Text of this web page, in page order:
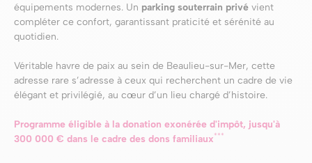
équipements modernes. Un parking souterrain privé vient
compléter ce confort, garantissant praticité et sérénité au
quotidien.
Véritable havre de paix au sein de Beaulieu-sur-Mer, cette
adresse rare s’adresse à ceux qui recherchent un cadre de vie
élégant et privilégié, au cœur d’un lieu chargé d’histoire.
Programme éligible à la donation exonérée d'impôt, jusqu'à
300 000 € dans le cadre des dons familiaux***